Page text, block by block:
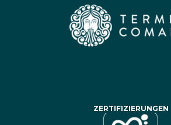
ZERTIFIZIERUNGEN